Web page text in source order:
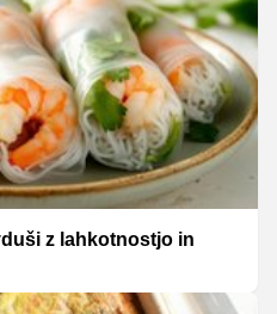
z lahkotnostjo in